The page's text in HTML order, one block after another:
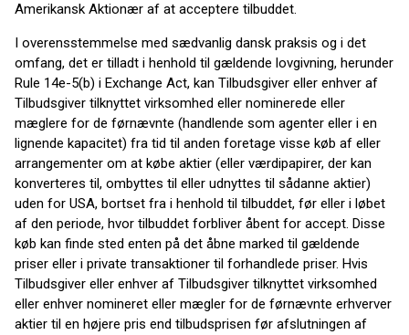
Amerikansk Aktionær af at acceptere tilbuddet.
I overensstemmelse med sædvanlig dansk praksis og i det
omfang, det er tilladt i henhold til gældende lovgivning, herunder
Rule 14e-5(b) i Exchange Act, kan Tilbudsgiver eller enhver af
Tilbudsgiver tilknyttet virksomhed eller nominerede eller
mæglere for de førnævnte (handlende som agenter eller i en
lignende kapacitet) fra tid til anden foretage visse køb af eller
arrangementer om at købe aktier (eller værdipapirer, der kan
konverteres til, ombyttes til eller udnyttes til sådanne aktier)
uden for USA, bortset fra i henhold til tilbuddet, før eller i løbet
af den periode, hvor tilbuddet forbliver åbent for accept. Disse
køb kan finde sted enten på det åbne marked til gældende
priser eller i private transaktioner til forhandlede priser. Hvis
Tilbudsgiver eller enhver af Tilbudsgiver tilknyttet virksomhed
eller enhver nomineret eller mægler for de førnævnte erhverver
aktier til en højere pris end tilbudsprisen før afslutningen af